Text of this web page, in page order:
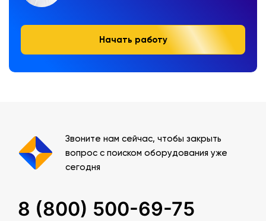
Начать работу
Звоните нам сейчас, чтобы закрыть
вопрос с поиском оборудования уже
сегодня
8 (800) 500-69-75